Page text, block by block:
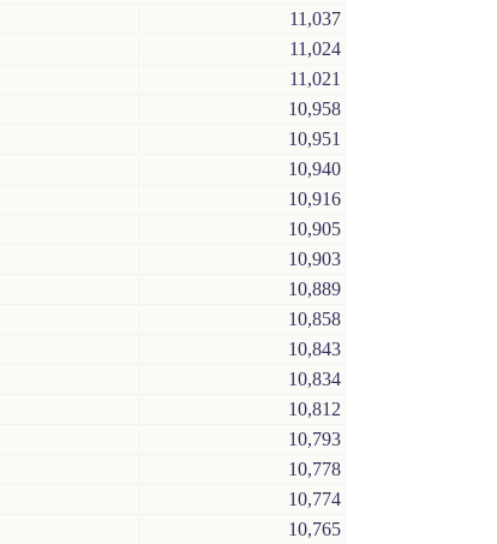
11,037
11,024
11,021
10,958
10,951
10,940
10,916
10,905
10,903
10,889
10,858
10,843
10,834
10,812
10,793
10,778
10,774
10,765